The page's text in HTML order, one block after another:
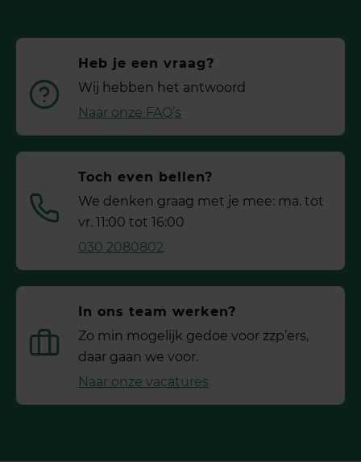
Heb je een vraag?
Wij hebben het antwoord
Naar onze FAQ’s
Toch even bellen?
We denken graag met je mee: ma. tot
vr. 11:00 tot 16:00
030 2080802
In ons team werken?
Zo min mogelijk gedoe voor ­zzp’ers,
daar gaan we voor.
Naar onze vacatures